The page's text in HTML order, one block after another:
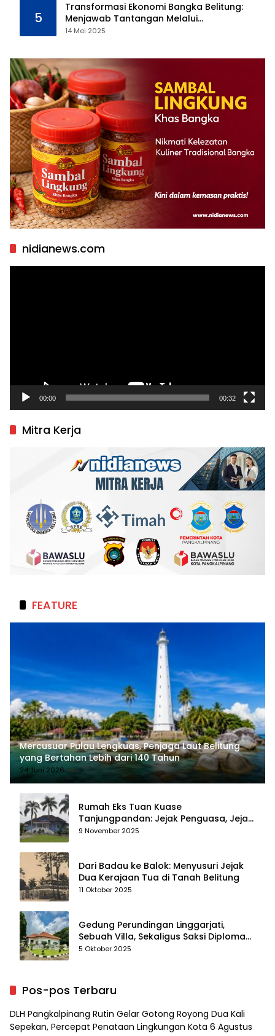
5
Transformasi Ekonomi Bangka Belitung:
Menjawab Tantangan Melalui
Pengelolaan Sumber Daya Alam yang
14 Mei 2025
nidianews.com
00:00 00:32
Mitra Kerja
FEATURE
Mercusuar Pulau Lengkuas, Penjaga Laut Belitung
yang Bertahan Lebih dari 140 Tahun
24 Juni 2026
Rumah Eks Tuan Kuase
Tanjungpandan: Jejak Penguasa, Jejak
Kenangan
9 November 2025
Dari Badau ke Balok: Menyusuri Jejak
Dua Kerajaan Tua di Tanah Belitung
11 Oktober 2025
Gedung Perundingan Linggarjati,
Sebuah Villa, Sekaligus Saksi Diplomasi
yang Mengubah Arah Bangsa
5 Oktober 2025
Pos-pos Terbaru
DLH Pangkalpinang Rutin Gelar Gotong Royong Dua Kali
Sepekan, Percepat Penataan Lingkungan Kota 6 Agustus